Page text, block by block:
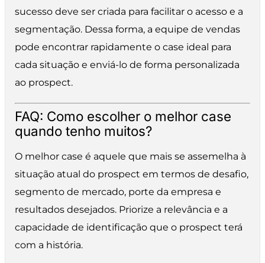
sucesso deve ser criada para facilitar o acesso e a
segmentação. Dessa forma, a equipe de vendas
pode encontrar rapidamente o case ideal para
cada situação e enviá-lo de forma personalizada
ao prospect.
FAQ: Como escolher o melhor case
quando tenho muitos?
O melhor case é aquele que mais se assemelha à
situação atual do prospect em termos de desafio,
segmento de mercado, porte da empresa e
resultados desejados. Priorize a relevância e a
capacidade de identificação que o prospect terá
com a história.